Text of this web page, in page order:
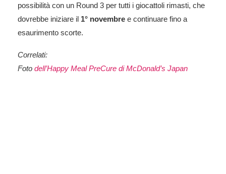
possibilità con un Round 3 per tutti i giocattoli rimasti, che
dovrebbe iniziare il 1° novembre e continuare fino a
esaurimento scorte.
Correlati:
Foto dell’Happy Meal PreCure di McDonald’s Japan